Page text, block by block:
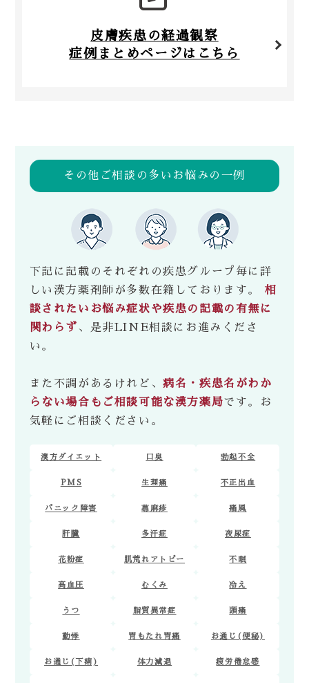
皮膚疾患の経過観察
症例まとめページはこちら
その他ご相談の多いお悩みの一例
下記に記載のそれぞれの疾患グループ毎に詳
しい漢方薬剤師が多数在籍しております。 相
談されたいお悩み症状や疾患の記載の有無に
関わらず、是非LINE相談にお進みくださ
い。
また不調があるけれど、病名・疾患名がわか
らない場合もご相談可能な漢方薬局です。お
気軽にご相談ください。
漢方ダイエット 口臭 勃起不全
PMS 生理痛 不正出血
パニック障害 蕁麻疹 痛風
肝臓 多汗症 夜尿症
花粉症 肌荒れアトピー 不眠
高血圧 むくみ 冷え
うつ 脂質異常症 頭痛
動悸 胃もたれ胃痛 お通じ(便秘)
お通じ(下痢) 体力減退 疲労倦怠感